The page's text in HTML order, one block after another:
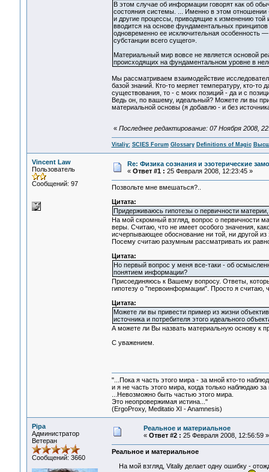
В этом случае об информации говорят как об
состояния системы. ... Именно в этом
и другие процессы, приводящие к изменению
вводится на основе фундаментальных
одновременно ее исключительная особенность
субстанции всего сущего».
Материальный мир вовсе не является основой
происходящих на фундаментальном уровне в
Мы рассматриваем взаимодействие
базой знаний. Кто-то меряет температуру, кто-то
существования, то - с моих позиций - да и с
Ведь он, по вашему, идеальный? Можете ли вы
материальной основы (я добавлю - и без
« Последнее редактирование: 07 Ноября 2008,
Vitaliy: SCIES Forum Glossary Definitions of Magic
Vincent Law
Пользователь
Сообщений: 97
Re: Физика сознания и эзотерические
« Ответ #1 : 25 Февраля 2008, 12:23:45 »
Позвольте мне вмешаться?..
Цитата:
Придерживаюсь гипотезы о первичности
На мой скромный взгляд, вопрос о первичности
веры. Считаю, что не имеет особого значения,
исчерпывающее обоснование ни той, ни другой из
Посему считаю разумным рассматривать их
Цитата:
Но первый вопрос у меня все-таки - об
понятием информации?
Присоединяюсь к Вашему вопросу. Ответы,
гипотезу о "первоинформации". Просто я считаю,
Цитата:
Можете ли вы привести пример из жизни
источника и потребителя этого идеального
А можете ли Вы назвать материальную основу к
С уважением.
"...Пока я часть этого мира - за мной кто-то
и я не часть этого мира, когда только наблюдаю
...Невозможно быть частью этого мира.
Это неопровержимая истина..."
(ErgoProxy, Meditatio XI - Anamnesis)
Pipa
Администратор
Ветеран
Сообщений: 3660
Реальное и материальное
« Ответ #2 : 25 Февраля 2008, 12:56:59 »
Реальное и материальное
На мой взгляд, Vitaliy делает одну ошибку -